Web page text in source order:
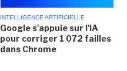
INTELLIGENCE ARTIFICIELLE
Google s'appuie sur l'IA
pour corriger 1 072 failles
dans Chrome